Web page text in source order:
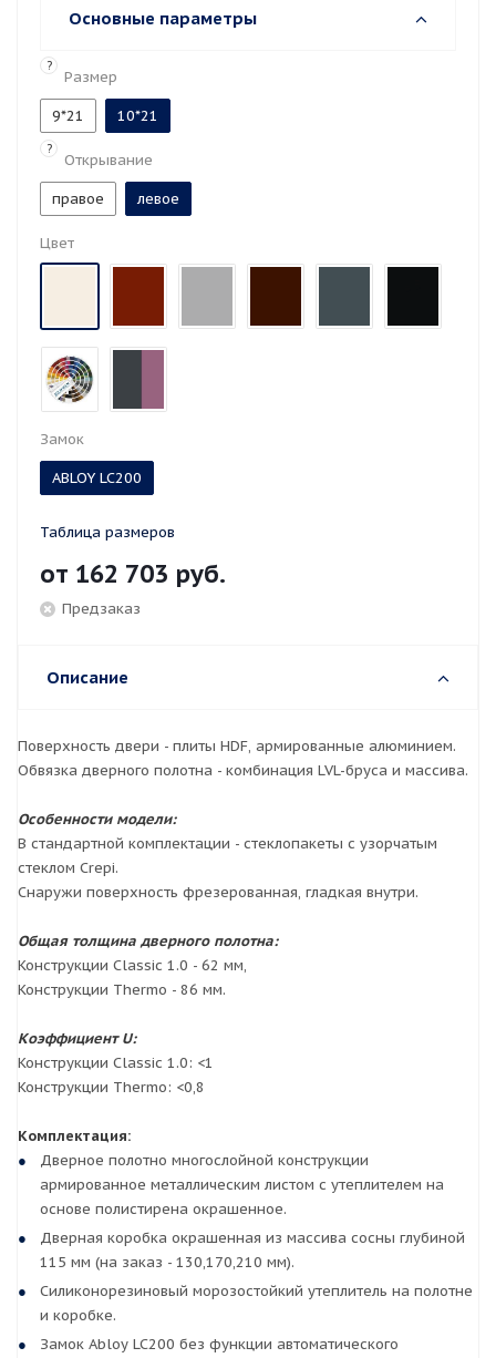
Основные параметры
?
Размер
9*21 10*21
?
Открывание
правое левое
Цвет
Замок
ABLOY LC200
Таблица размеров
от 162 703 руб.
Предзаказ
Описание
Поверхность двери - плиты HDF, армированные алюминием.
Обвязка дверного полотна - комбинация LVL-бруса и массива.
Особенности модели:
В стандартной комплектации - стеклопакеты с узорчатым
стеклом Crepi.
Снаружи поверхность фрезерованная, гладкая внутри.
Общая толщина дверного полотна:
Конструкции Classic 1.0 - 62 мм,
Конструкции Thermo - 86 мм.
Коэффициент U:
Конструкции Classic 1.0: <1
Конструкции Thermo: <0,8
Комплектация:
Дверное полотно многослойной конструкции
армированное металлическим листом с утеплителем на
основе полистирена окрашенное.
Дверная коробка окрашенная из массива сосны глубиной
115 мм (на заказ - 130,170,210 мм).
Силиконорезиновый морозостойкий утеплитель на полотне
и коробке.
Замок Abloy LC200 без функции автоматического